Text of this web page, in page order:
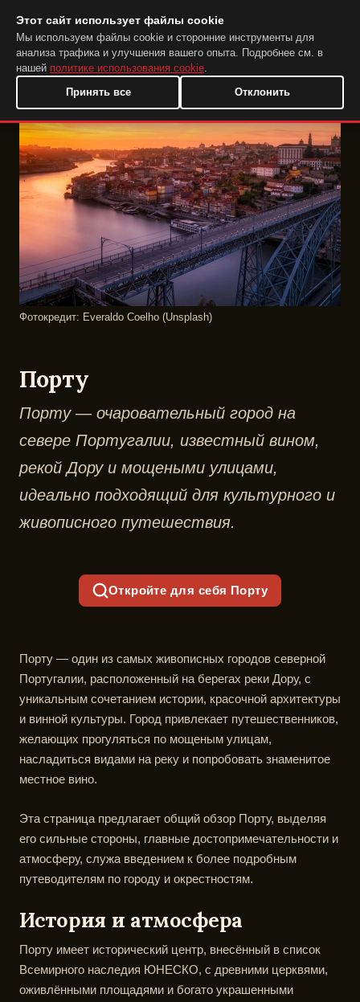
DuckTip.com
Фотокредит: Everaldo Coelho (Unsplash)
Порту
Порту — очаровательный город на
севере Португалии, известный вином,
рекой Дору и мощеными улицами,
идеально подходящий для культурного и
живописного путешествия.
Откройте для себя Порту
Порту — один из самых живописных городов северной
Португалии, расположенный на берегах реки Дору, с
уникальным сочетанием истории, красочной архитектуры
и винной культуры. Город привлекает путешественников,
желающих прогуляться по мощеным улицам,
насладиться видами на реку и попробовать знаменитое
местное вино.
Эта страница предлагает общий обзор Порту, выделяя
его сильные стороны, главные достопримечательности и
атмосферу, служа введением к более подробным
путеводителям по городу и окрестностям.
История и атмосфера
Порту имеет исторический центр, внесённый в список
Всемирного наследия ЮНЕСКО, с древними церквями,
оживлёнными площадями и богато украшенными
Этот сайт использует файлы cookie
Мы используем файлы cookie и сторонние инструменты для
анализа трафика и улучшения вашего опыта. Подробнее см. в
нашей политике использования cookie.
Принять все
Отклонить